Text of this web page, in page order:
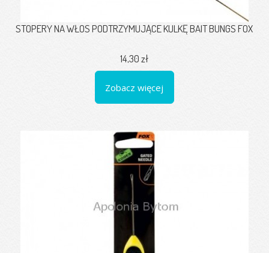
STOPERY NA WŁOS PODTRZYMUJĄCE KULKĘ BAIT BUNGS FOX
14,30 zł
Zobacz więcej